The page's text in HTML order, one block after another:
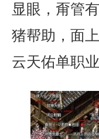
显眼，甭管
猪帮助，面
云天佑单职